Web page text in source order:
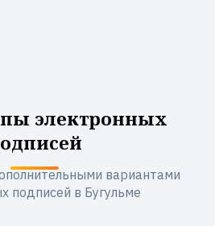
электронных
вариантами
подписей в Бугульме